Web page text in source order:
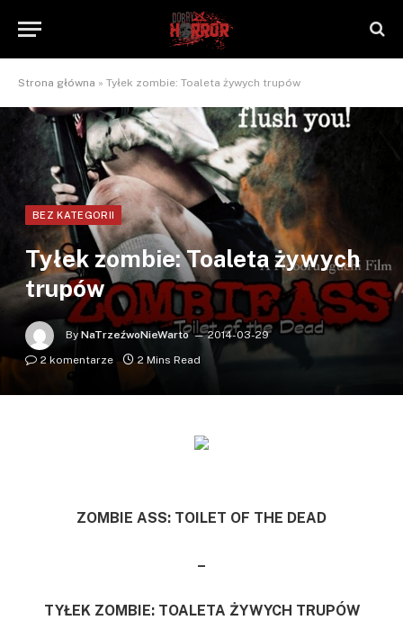
Strona główna » Tyłek zombie: Toaleta żywych trupów
BEZ KATEGORII
Tyłek zombie: Toaleta żywych
trupów
By NaTrzeźwoNieWarto
2014-03-29
2 komentarze
2 Mins Read
ZOMBIE ASS: TOILET OF THE DEAD
–
TYŁEK ZOMBIE: TOALETA ŻYWYCH TRUPÓW